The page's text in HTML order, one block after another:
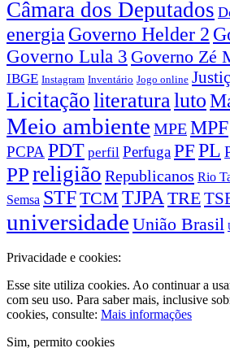
Câmara dos Deputados
energia Governo Helder 2
Governo Lula 3 Governo Zé
IBGE Instagram Inventário Jogo online
Licitaçãoliteraturaluto
Meio ambiente MPEMPF
PCPA PDT perfil PerfugaPFPL
PPreligião Republicanos Rio
Semsa STFTCM TJPA TRE
universidade União Brasil
Privacidade e cookies:
Esse site utiliza cookies. Ao continuar a
com seu uso. Para saber mais, inclusive
cookies, consulte: Mais informações
Sim, permito cookies